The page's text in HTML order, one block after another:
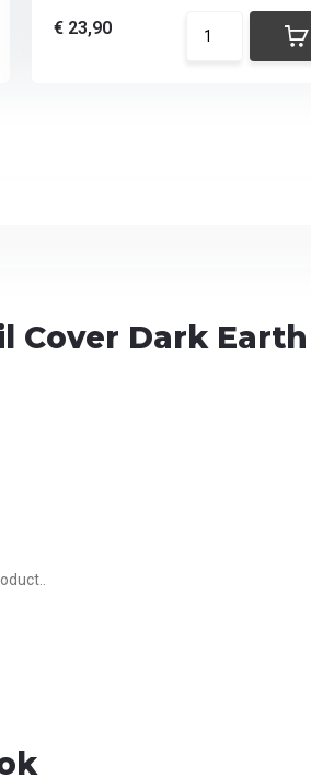
€ 23,90
Cover Dark Earth